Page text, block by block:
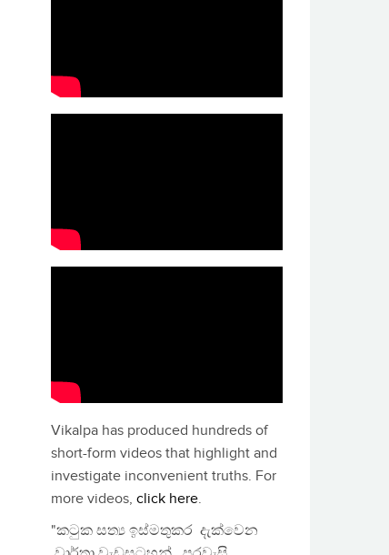
Vikalpa has produced hundreds of
short-form videos that highlight and
investigate inconvenient truths. For
more videos, click here.
"කටුක සත්‍ය ඉස්මතුකර දැක්වෙන